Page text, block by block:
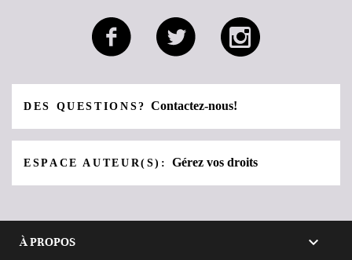
DES QUESTIONS?Contactez-nous!
ESPACE AUTEUR(S):Gérez vos droits
À PROPOS 